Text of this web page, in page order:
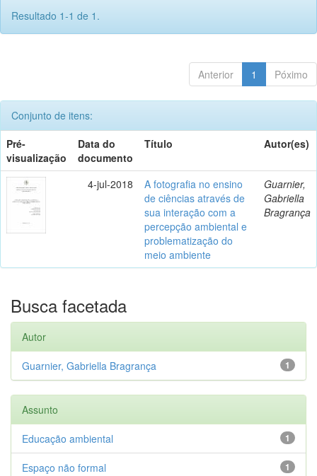
Resultado 1-1 de 1.
Anterior 1 Póximo
Conjunto de itens:
Pré-
visualização
Data do
documento
Título Autor(es)
4-jul-2018
A fotografia no ensino
de ciências através de
sua interação com a
percepção ambiental e
problematização do
meio ambiente
Guarnier,
Gabriella
Bragrança
Busca facetada
Autor
1
Guarnier, Gabriella Bragrança
Assunto
1
Educação ambiental
1
Espaço não formal